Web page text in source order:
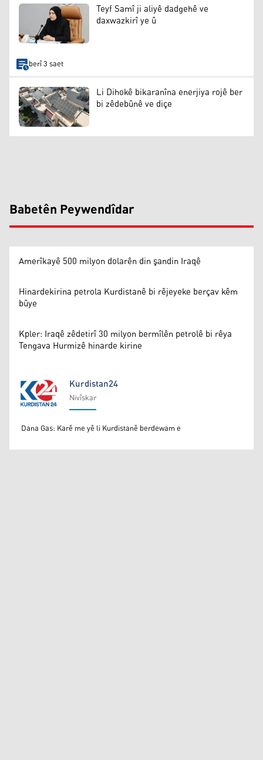
Teyf Samî ji aliyê dadgehê ve
daxwazkirî ye û
berî 3 saet
Li Dihokê bikaranîna enerjiya rojê ber
bi zêdebûnê ve diçe
Babetên Peywendîdar
Amerîkayê 500 milyon dolarên din şandin Iraqê
Hinardekirina petrola Kurdistanê bi rêjeyeke berçav kêm
bûye
Kpler: Iraqê zêdetirî 30 milyon bermîlên petrolê bi rêya
Tengava Hurmizê hinarde kirine
Kurdistan24
Kurdistan24
Nivîskar
Dana Gas: Karê me yê li Kurdistanê berdewam e